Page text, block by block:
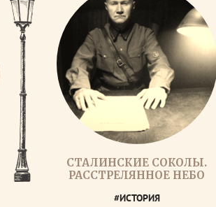
СТАЛИНСКИЕ СОКОЛЫ.
РАССТРЕЛЯННОЕ НЕБО
#ИСТОРИЯ